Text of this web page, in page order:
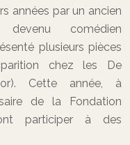
années par un ancien
comédien
plusieurs pièces
chez les De
Cette année, à
de la Fondation
participer à des